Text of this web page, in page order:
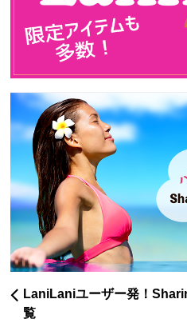
LaniLaniユーザー発！
覧